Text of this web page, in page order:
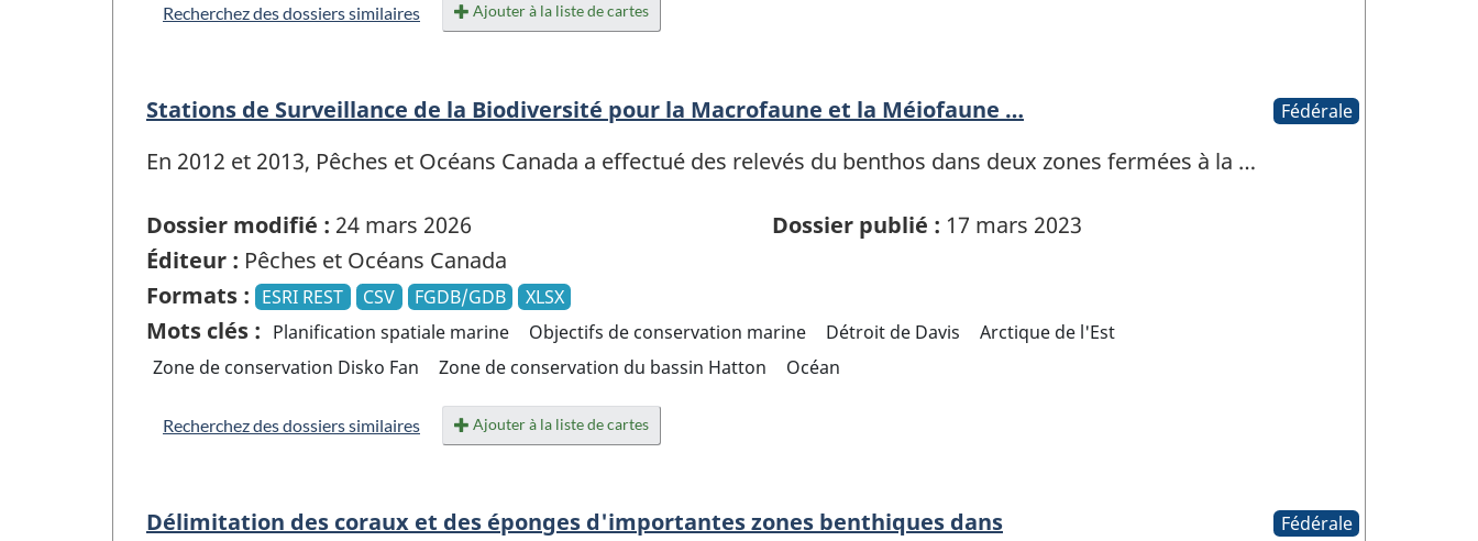
Recherchez des dossiers similaires Ajouter à la liste de cartes
Stations de Surveillance de la Biodiversité pour la Macrofaune et la Méiofaune … Fédérale
En 2012 et 2013, Pêches et Océans Canada a effectué des relevés du benthos dans deux zones fermées à la …
Dossier modifié : 24 mars 2026 Dossier publié : 17 mars 2023
Éditeur : Pêches et Océans Canada
Formats : ESRI REST CSV FGDB/GDB XLSX
Mots clés : Planification spatiale marine Objectifs de conservation marine Détroit de Davis
Arctique de l'Est
Zone de conservation Disko Fan
Zone de conservation du bassin Hatton Océan
Recherchez des dossiers similaires Ajouter à la liste de cartes
Délimitation des coraux et des éponges d'importantes zones benthiques dans
Fédérale